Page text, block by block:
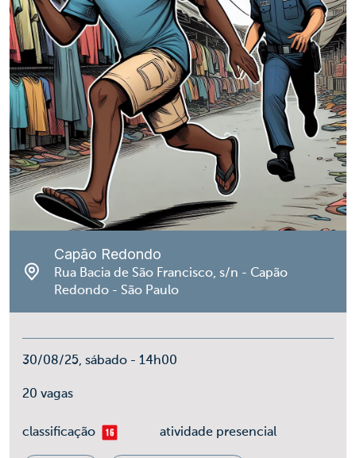
Capão Redondo
Rua Bacia de São Francisco, s/n - Capão
Redondo - São Paulo
30/08/25, sábado - 14h00
20 vagas
classificaçãomais 16 atividade presencial